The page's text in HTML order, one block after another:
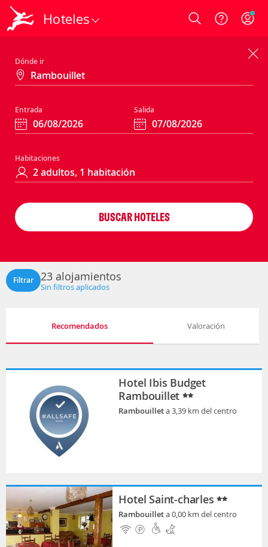
Hoteles Login
Dónde ir
Entrada Salida
Habitaciones
BUSCAR HOTELES
Filtrar 23 alojamientos
Sin filtros aplicados
Recomendados Valoración
Hotel Ibis Budget
Rambouillet
Rambouilleta 3,39 km del centro
Hotel Saint-charles
Rambouilleta 0,00 km del centro